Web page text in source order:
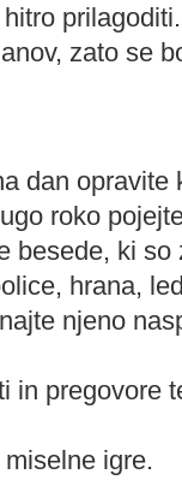
zato se
dan
roko
besede, ki
hrana,
njeno
in pregovore
igre.